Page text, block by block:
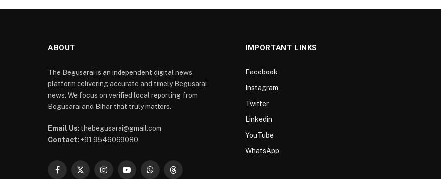
ABOUT
The Begusarai is an independent digital news
platform delivering accurate and timely Begusarai
news. We focus on verified local reporting from
Begusarai and Bihar that truly matters.
Email Us: thebegusarai@gmail.com
Contact: +91 9546069080
Facebook
X
InstagramYouTubeWhatsAppThreads
IMPORTANT LINKS
Facebook
Instagram
Twitter
Linkedin
YouTube
WhatsApp